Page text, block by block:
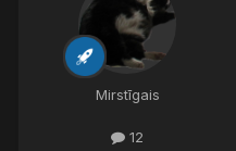
Mirstīgais
12